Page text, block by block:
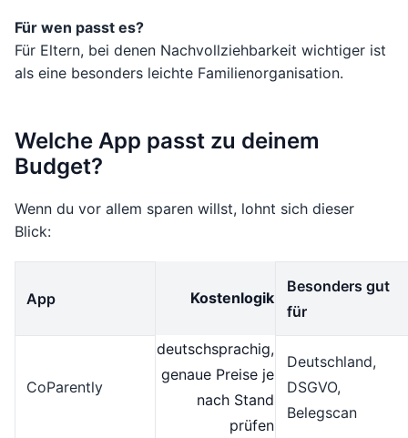
Für wen passt es?
Für Eltern, bei denen Nachvollziehbarkeit wichtiger ist
als eine besonders leichte Familienorganisation.
Welche App passt zu deinem
Budget?
Wenn du vor allem sparen willst, lohnt sich dieser
Blick:
App Kostenlogik
Besonders gut
für
CoParently
deutschsprachig,
genaue Preise je
nach Stand
prüfen
Deutschland,
DSGVO,
Belegscan